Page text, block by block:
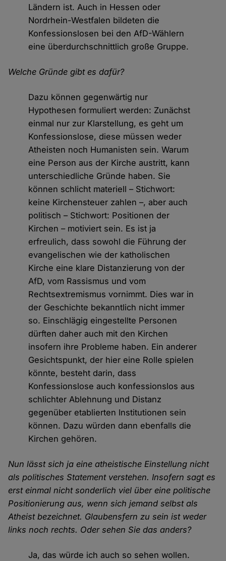
Ländern ist. Auch in Hessen oder
Nordrhein-Westfalen bildeten die
Konfessionslosen bei den AfD-Wählern
eine überdurchschnittlich große Gruppe.
Welche Gründe gibt es dafür?
Dazu können gegenwärtig nur
Hypothesen formuliert werden: Zunächst
einmal nur zur Klarstellung, es geht um
Konfessionslose, diese müssen weder
Atheisten noch Humanisten sein. Warum
eine Person aus der Kirche austritt, kann
unterschiedliche Gründe haben. Sie
können schlicht materiell – Stichwort:
keine Kirchensteuer zahlen –, aber auch
politisch – Stichwort: Positionen der
Kirchen – motiviert sein. Es ist ja
erfreulich, dass sowohl die Führung der
evangelischen wie der katholischen
Kirche eine klare Distanzierung von der
AfD, vom Rassismus und vom
Rechtsextremismus vornimmt. Dies war in
der Geschichte bekanntlich nicht immer
so. Einschlägig eingestellte Personen
dürften daher auch mit den Kirchen
insofern ihre Probleme haben. Ein anderer
Gesichtspunkt, der hier eine Rolle spielen
könnte, besteht darin, dass
Konfessionslose auch konfessionslos aus
schlichter Ablehnung und Distanz
gegenüber etablierten Institutionen sein
können. Dazu würden dann ebenfalls die
Kirchen gehören.
Nun lässt sich ja eine atheistische Einstellung nicht
als politisches Statement verstehen. Insofern sagt es
erst einmal nicht sonderlich viel über eine politische
Positionierung aus, wenn sich jemand selbst als
Atheist bezeichnet. Glaubensfern zu sein ist weder
links noch rechts. Oder sehen Sie das anders?
Ja, das würde ich auch so sehen wollen.